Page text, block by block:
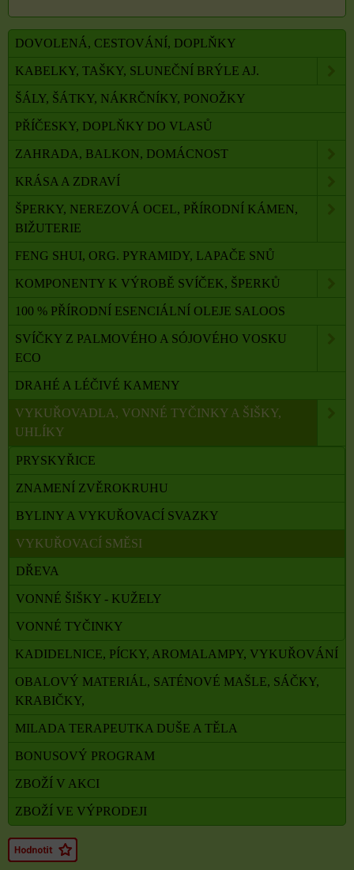
DOVOLENÁ, CESTOVÁNÍ, DOPLŇKY
KABELKY, TAŠKY, SLUNEČNÍ BRÝLE AJ.
ŠÁLY, ŠÁTKY, NÁKRČNÍKY, PONOŽKY
PŘÍČESKY, DOPLŇKY DO VLASŮ
ZAHRADA, BALKON, DOMÁCNOST
KRÁSA A ZDRAVÍ
ŠPERKY, NEREZOVÁ OCEL, PŘÍRODNÍ KÁMEN,
BIŽUTERIE
FENG SHUI, ORG. PYRAMIDY, LAPAČE SNŮ
KOMPONENTY K VÝROBĚ SVÍČEK, ŠPERKŮ
100 % PŘÍRODNÍ ESENCIÁLNÍ OLEJE SALOOS
SVÍČKY Z PALMOVÉHO A SÓJOVÉHO VOSKU
ECO
DRAHÉ A LÉČIVÉ KAMENY
VYKUŘOVADLA, VONNÉ TYČINKY A ŠIŠKY,
UHLÍKY
PRYSKYŘICE
ZNAMENÍ ZVĚROKRUHU
BYLINY A VYKUŘOVACÍ SVAZKY
VYKUŘOVACÍ SMĚSI
DŘEVA
VONNÉ ŠIŠKY - KUŽELY
VONNÉ TYČINKY
KADIDELNICE, PÍCKY, AROMALAMPY, VYKUŘOVÁNÍ
OBALOVÝ MATERIÁL, SATÉNOVÉ MAŠLE, SÁČKY,
KRABIČKY,
MILADA TERAPEUTKA DUŠE A TĚLA
BONUSOVÝ PROGRAM
ZBOŽÍ V AKCI
ZBOŽÍ VE VÝPRODEJI